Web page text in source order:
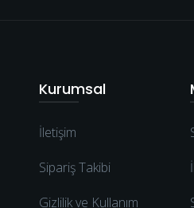
Kurumsal
İletişim
Sipariş Takibi
Gizlilik ve Kullanım